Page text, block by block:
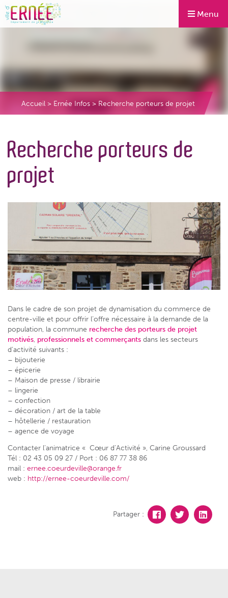
Menu
Accueil > Ernée Infos > Recherche porteurs de projet
Recherche porteurs de
projet
Dans le cadre de son projet de dynamisation du commerce de
centre-ville et pour offrir l’offre nécessaire à la demande de la
population, la commune recherche des porteurs de projet
motivés, professionnels et commerçants dans les secteurs
d’activité suivants :
– bijouterie
– épicerie
– Maison de presse / librairie
– lingerie
– confection
– décoration / art de la table
– hôtellerie / restauration
– agence de voyage
Contacter l’animatrice « Cœur d’Activité », Carine Groussard
Tél : 02 43 05 09 27 / Port : 06 87 77 38 86
mail : ernee.coeurdeville@orange.fr
web : http://ernee-coeurdeville.com/
Partager :